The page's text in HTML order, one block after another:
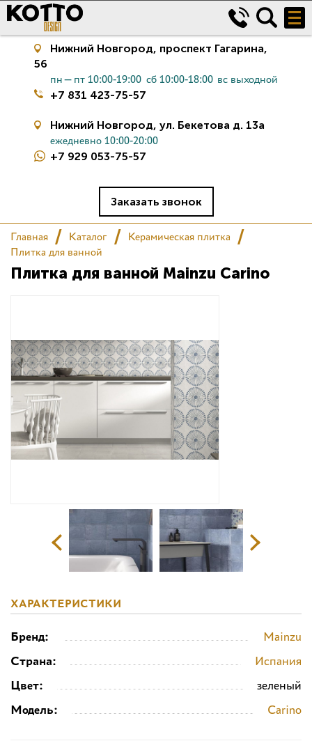
Керамическая плитка
Салон
Сертификаты
Комплекс услуг
Контакты
Нижний Новгород, проспект Гагарина,
56
пн—пт 10:00-19:00 сб 10:00-18:00 вс выходной
+7 831 423-75-57
Нижний Новгород, ул. Бекетова д. 13а
ежедневно 10:00-20:00
+7 929 053-75-57
Заказать звонок
Главная Каталог
Керамическая плитка
Плитка для ванной
Плитка для ванной Mainzu Carino
ХАРАКТЕРИСТИКИ
Бренд:
Mainzu
Страна:
Испания
Цвет:
зеленый
Модель:
Carino